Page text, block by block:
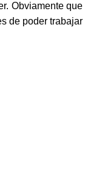
Obviamente que
de poder trabajar